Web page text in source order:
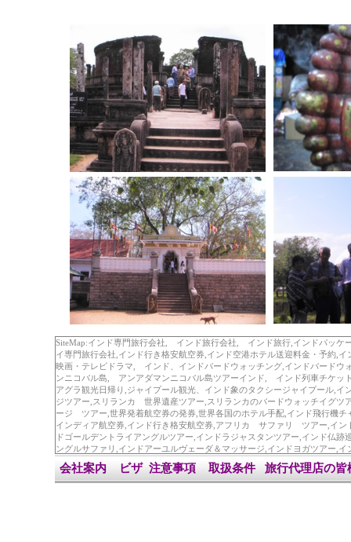
SiteMap:インド専門旅行会社, インド旅行会社, インド旅行,インドパッケ
イ専門旅行会社,インド行き格安航空券,インド空港ホテル送迎料金・予約,
映画・テレビドラマ, インド、インドバードウォッチング,インドバードウ
ンニコバル島, アンアダマンニコバル島ツアーインド, インド列車チケ
アグラ観光日帰り,ジャイプール観光、インド象のタクシージャイプール,
ジツアー,スリランカ 世界遺産ツアー,スリランカのバードウォッチイグ
ージ ツアー,世界発着航空券の発券,世界各国のホテル手配,インド飛行機
インディア航空券,インド行き格安航空券,アフリカ サファリ ツアー,イン
ドゴールデントライアングルツアー,インドラジャスタンツアー,インド仏
ングルサファリ,インドアーユルヴェーダ＆マッサージ,インドヨガツアー,
ツアー,インドホームスティ,インド豪華宮殿マハラジャ列車ツアー,インド
天気予報,両替換金率,インドの送迎,インドのホテル,インド世界産写真,イ
サポートインド,不動産会社インド ,インド列車料金・予約,無料ロゴダウン
会社案内 ビザ 注意事項 取扱条件 旅行代理店の